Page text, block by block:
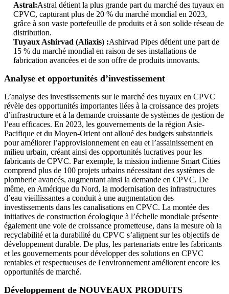
Astral:Astral détient la plus grande part du marché des tuyaux en
CPVC, capturant plus de 20 % du marché mondial en 2023,
grâce à son vaste portefeuille de produits et à son solide réseau de
distribution.
Tuyaux Ashirvad (Aliaxis) :Ashirvad Pipes détient une part de
15 % du marché mondial en raison de ses installations de
fabrication avancées et de son offre de produits innovants.
Analyse et opportunités d’investissement
L’analyse des investissements sur le marché des tuyaux en CPVC
révèle des opportunités importantes liées à la croissance des projets
d’infrastructure et à la demande croissante de systèmes de gestion de
l’eau efficaces. En 2023, les gouvernements de la région Asie-
Pacifique et du Moyen-Orient ont alloué des budgets substantiels
pour améliorer l’approvisionnement en eau et l’assainissement en
milieu urbain, créant ainsi des opportunités lucratives pour les
fabricants de CPVC. Par exemple, la mission indienne Smart Cities
comprend plus de 100 projets urbains nécessitant des systèmes de
plomberie avancés, augmentant ainsi la demande en CPVC. De
même, en Amérique du Nord, la modernisation des infrastructures
d’eau vieillissantes a conduit à une augmentation des
investissements dans les canalisations en CPVC. La montée des
initiatives de construction écologique à l’échelle mondiale présente
également une voie de croissance prometteuse, dans la mesure où la
recyclabilité et la durabilité du CPVC s’alignent sur les objectifs de
développement durable. De plus, les partenariats entre les fabricants
et les gouvernements pour développer des solutions en CPVC
rentables et respectueuses de l'environnement améliorent encore les
opportunités de marché.
Développement de NOUVEAUX PRODUITS